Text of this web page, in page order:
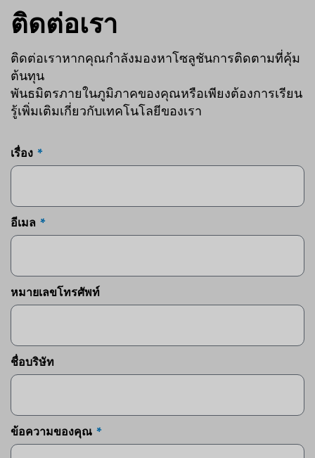
ติดต่อเรา
ติดต่อเราหากคุณกำลังมองหาโซลูชันการติดตามที่คุ้ม
ต้นทุน
พันธมิตรภายในภูมิภาคของคุณหรือเพียงต้องการเรียน
รู้เพิ่มเติมเกี่ยวกับเทคโนโลยีของเรา
เรื่อง
อีเมล
หมายเลขโทรศัพท์
ชื่อบริษัท
ข้อความของคุณ